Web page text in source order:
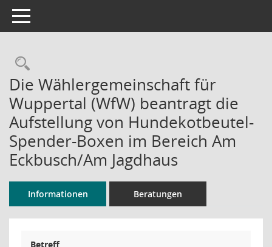
Toggle navigation
Rechercheauswahl
Die Wählergemeinschaft für
Wuppertal (WfW) beantragt die
Aufstellung von Hundekotbeutel-
Spender-Boxen im Bereich Am
Eckbusch/Am Jagdhaus
Informationen Beratungen
Betreff